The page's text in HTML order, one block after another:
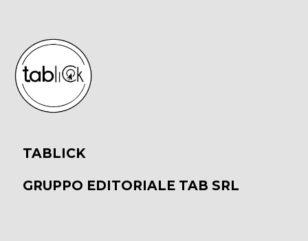
TABLICK
GRUPPO EDITORIALE TAB SRL